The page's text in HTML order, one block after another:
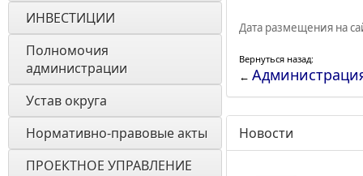
ИНВЕСТИЦИИ
Полномочия
администрации
Устав округа
Нормативно-правовые акты
ПРОЕКТНОЕ УПРАВЛЕНИЕ
Дата размещения на
Вернуться назад:
←
Новости